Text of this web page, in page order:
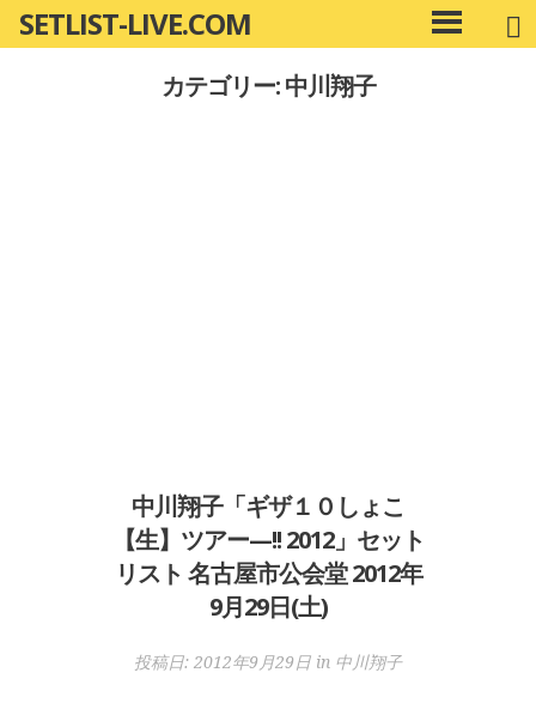
ン
SETLIST-LIVE.COM
メ
イ
カテゴリー: 中川翔子
中川翔子「ギザ１０しょこ
【生】ツアー—!! 2012」セット
リスト 名古屋市公会堂 2012年
9月29日(土)
投稿日: 2012年9月29日 in 中川翔子